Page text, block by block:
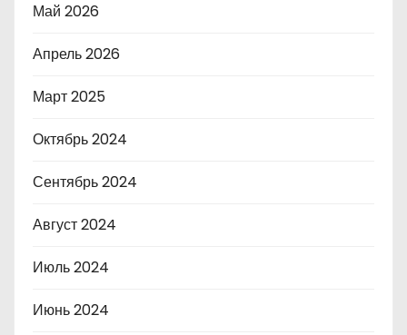
Май 2026
Апрель 2026
Март 2025
Октябрь 2024
Сентябрь 2024
Август 2024
Июль 2024
Июнь 2024